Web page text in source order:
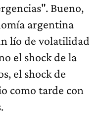
Bueno,
argentina
lío de volatilidad
el shock de la
el shock de
como tarde con